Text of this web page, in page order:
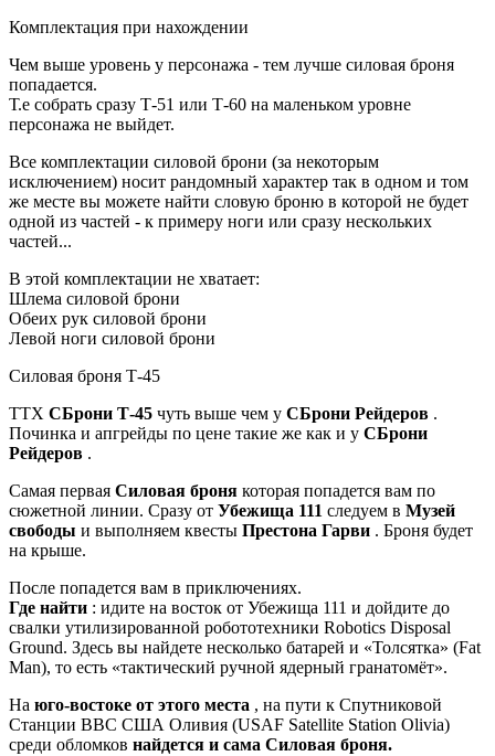
Комплектация при нахождении
Чем выше уровень у персонажа - тем лучше силовая броня
попадается.
Т.е собрать сразу Т-51 или Т-60 на маленьком уровне
персонажа не выйдет.
Все комплектации силовой брони (за некоторым
исключением) носит рандомный характер так в одном и том
же месте вы можете найти словую броню в которой не будет
одной из частей - к примеру ноги или сразу нескольких
частей...
В этой комплектации не хватает:
Шлема силовой брони
Обеих рук силовой брони
Левой ноги силовой брони
Силовая броня Т-45
TTX СБрони Т-45 чуть выше чем у СБрони Рейдеров .
Починка и апгрейды по цене такие же как и у СБрони
Рейдеров .
Самая первая Силовая броня которая попадется вам по
сюжетной линии. Сразу от Убежища 111 следуем в Музей
свободы и выполняем квесты Престона Гарви . Броня будет
на крыше.
После попадется вам в приключениях.
Где найти : идите на восток от Убежища 111 и дойдите до
свалки утилизированной робототехники Robotics Disposal
Ground. Здесь вы найдете несколько батарей и «Толсятка» (Fat
Man), то есть «тактический ручной ядерный гранатомёт».
На юго-востоке от этого места , на пути к Спутниковой
Станции ВВС США Оливия (USAF Satellite Station Olivia)
среди обломков найдется и сама Силовая броня.